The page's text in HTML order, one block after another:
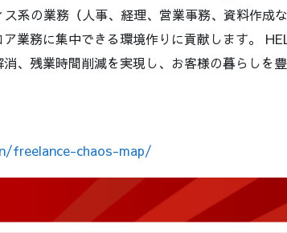
系の業務（人事、経理、営業事務、資料作成
業務に集中できる環境作りに貢献します。
、残業時間削減を実現し、お客様の暮らしを
freelance-chaos-map/